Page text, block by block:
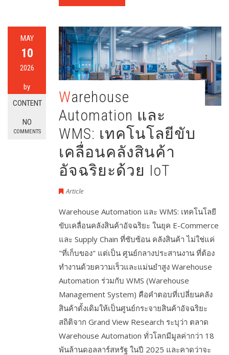
MAY
10
2026
by
CONTENT
NO
COMMENTS
Warehouse
Automation และ
WMS: เทคโนโลยีขับ
เคลื่อนคลังสินค้า
อัจฉริยะด้วย IoT
Article
Warehouse Automation และ WMS: เทคโนโลยี
ขับเคลื่อนคลังสินค้าอัจฉริยะ ในยุค E-Commerce
และ Supply Chain ที่ซับซ้อน คลังสินค้า ไม่ใช่แค่
"ที่เก็บของ" แต่เป็น ศูนย์กลางประสานงาน ที่ต้อง
ทำงานด้วยความเร็วและแม่นยำสูง Warehouse
Automation ร่วมกับ WMS (Warehouse
Management System) คือคำตอบที่เปลี่ยนคลัง
สินค้าดั้งเดิมให้เป็นศูนย์กระจายสินค้าอัจฉริยะ
สถิติจาก Grand View Research ระบุว่า ตลาด
Warehouse Automation ทั่วโลกมีมูลค่ากว่า 18
พันล้านดอลลาร์สหรัฐ ในปี 2025 และคาดว่าจะ